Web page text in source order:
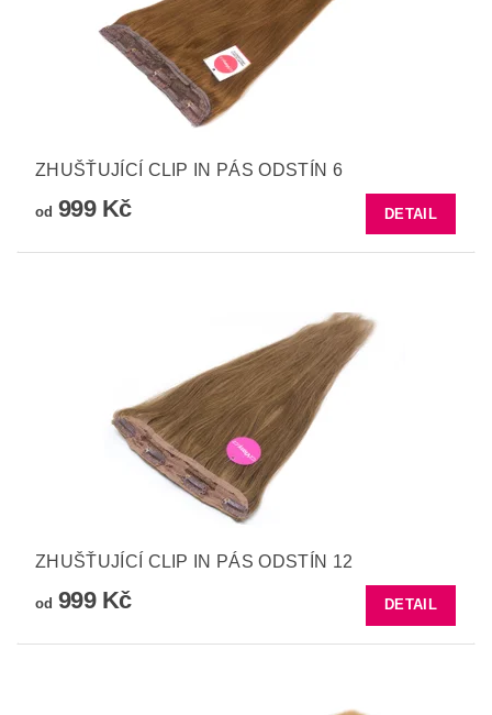
ZHUŠŤUJÍCÍ CLIP IN PÁS ODSTÍN 6
od 999 Kč DETAIL
ZHUŠŤUJÍCÍ CLIP IN PÁS ODSTÍN 12
od 999 Kč DETAIL